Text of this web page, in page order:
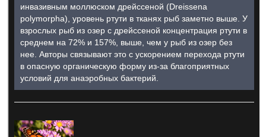
инвазивным моллюском дрейссеной (Dreissena
polymorpha), уровень ртути в тканях рыб заметно выше. У
взрослых рыб из озер с дрейссеной концентрация ртути в
среднем на 72% и 157%, выше, чем у рыб из озер без
нее. Авторы связывают это с ускорением перехода ртути
в опасную органическую форму из-за благоприятных
условий для анаэробных бактерий.